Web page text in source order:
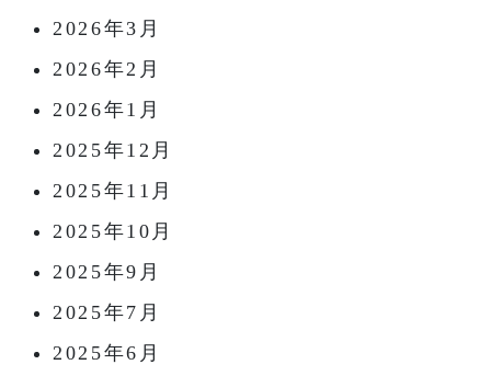
2026年3月
2026年2月
2026年1月
2025年12月
2025年11月
2025年10月
2025年9月
2025年7月
2025年6月